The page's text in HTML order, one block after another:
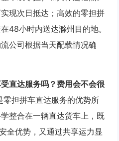
现次日抵达；高效的零担拼
48小时内送达滁州目的地。
公司根据当天配载情况确
直达服务吗？费用会不会很
零担拼车直达服务的优势所
整合在一辆直达货车上，既
全优势，又通过共享运力显